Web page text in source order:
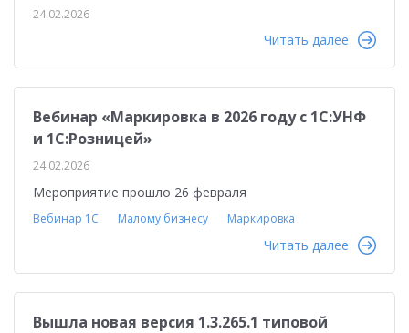
24.02.2026
Читать далее
Вебинар «Маркировка в 2026 году с 1С:УНФ
и 1С:Розницей»
24.02.2026
Мероприятие прошло 26 февраля
Вебинар 1С Малому бизнесу Маркировка
Читать далее
Вышла новая версия 1.3.265.1 типовой